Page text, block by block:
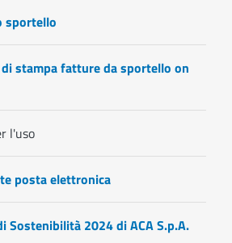
sportello
stampa fatture da sportello on
l'uso
posta elettronica
Sostenibilità 2024 di ACA S.p.A.